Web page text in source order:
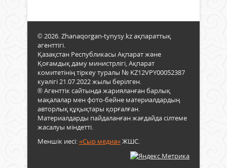
© 2026. Zhanaqorgan-tynysy.kz ақпараттық
агенттігі.
Қазақстан Республикасы Ақпарат және
Қоғамдық даму министрлігі, Ақпарат
комитетінің тіркеу туралы № KZ12VPY00052387
куәлігі 21.07.2022 жылы берілген.
® Агенттік сайтында жарияланған барлық
мақалалар мен фото-бейне материалдардың
авторлық құқықтары қорғалған.
Материалдарды пайдаланған жағдайда сілтеме
жасалуы міндетті.
Меншік иесі:«Сыр медиа»ЖШС.